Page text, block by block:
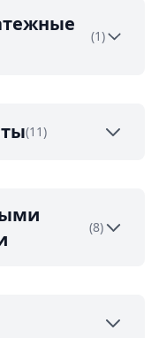
(1)
(11)
(8)